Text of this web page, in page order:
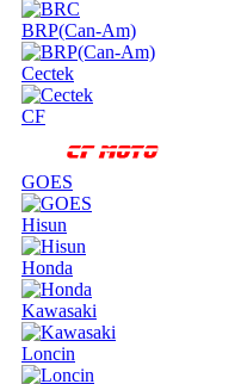
BRP(Can-Am)
Cectek
CF
GOES
Hisun
Honda
Kawasaki
Loncin